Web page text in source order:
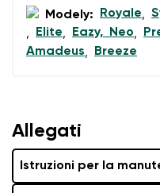
Modely: Royale,
,
Elite, Eazy, Neo,
Amadeus, Breeze
Allegati
Istruzioni per la
sensi di
queste
Acconsento al
sensi diqueste